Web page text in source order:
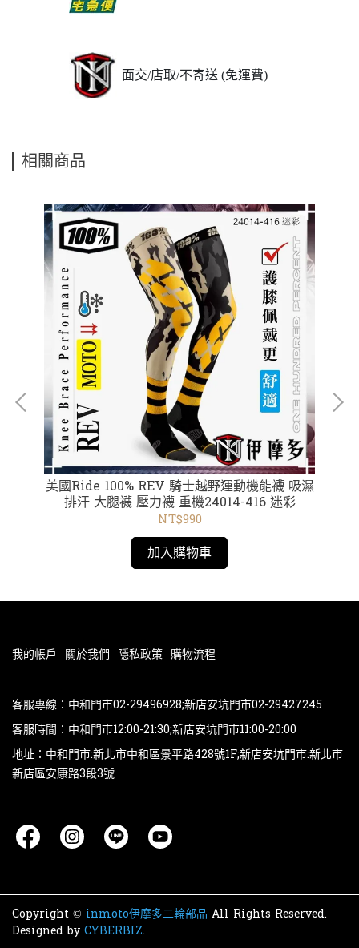
面交/店取/不寄送 (免運費)
相關商品
美國Ride 100% REV 騎士越野運動機能襪 吸濕
排汗 大腿襪 壓力襪 重機24014-416 迷彩
NT$990
加入購物車
我的帳戶 關於我們 隱私政策 購物流程
客服專線：中和門市02-29496928;新店安坑門市02-29427245
客服時間：中和門市12:00-21:30;新店安坑門市11:00-20:00
地址：中和門市:新北市中和區景平路428號1F;新店安坑門市:新北市
新店區安康路3段3號
Copyright © inmoto伊摩多二輪部品 All Rights Reserved.
Designed by CYBERBIZ.